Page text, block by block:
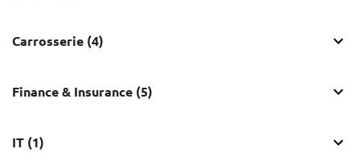
Carrosserie (4)
Finance & Insurance (5)
IT (1)